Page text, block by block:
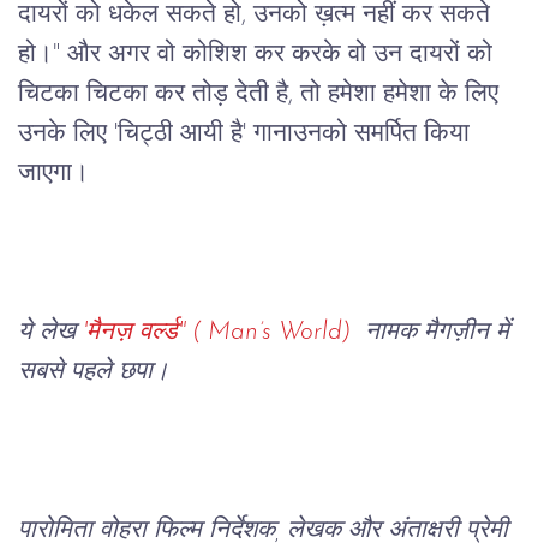
दायरों को धकेल सकते हो, उनको ख़त्म नहीं कर सकते
हो। " और अगर वो कोशिश कर करके वो उन दायरों को
चिटका चिटका कर तोड़ देती है, तो हमेशा हमेशा के लिए
उनके लिए 'चिट्ठी आयी है' गानाउनको समर्पित किया
जाएगा ।
ये लेख 'मैनज़ वर्ल्ड" ( Man’s World)
नामक मैगज़ीन में
सबसे पहले छपा।
पारोमिता वोहरा फिल्म निर्देशक, लेखक और अंताक्षरी प्रेमी